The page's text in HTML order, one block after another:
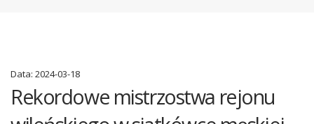
Data: 2024-03-18
Rekordowe mistrzostwa rejonu